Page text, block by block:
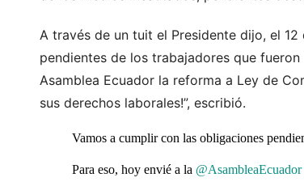
A través de un tuit el Presidente dijo, el
pendientes de los trabajadores que
Asamblea Ecuador la reforma a Ley de
sus derechos laborales!”, escribió.
Vamos a cumplir con las obligaciones
Para eso, hoy envié a la @AsambleaEcuador